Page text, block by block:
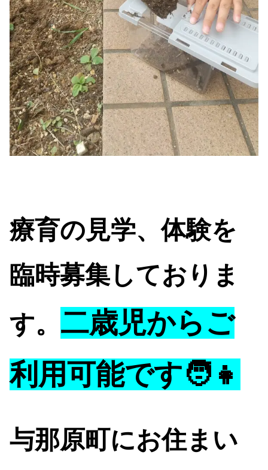
療育の見学、体験を
臨時募集しておりま
す。 二歳児からご
利用可能です🧑👧
与那原町にお住まい